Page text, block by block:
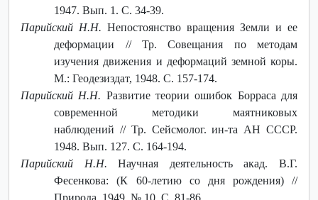
1947. Вып. 1. С. 34-39.
Парийский Н.Н. Непостоянство вращения Земли и ее
деформации // Тр. Совещания по методам
изучения движения и деформаций земной коры.
М.: Геодезиздат, 1948. С. 157-174.
Парийский Н.Н. Развитие теории ошибок Борраса для
современной методики маятниковых
наблюдений // Тр. Сейсмолог. ин-та АН СССР.
1948. Вып. 127. С. 164-194.
Парийский Н.Н. Научная деятельность акад. В.Г.
Фесенкова: (К 60-летию со дня рождения) //
Природа. 1949. № 10. С. 81-86.